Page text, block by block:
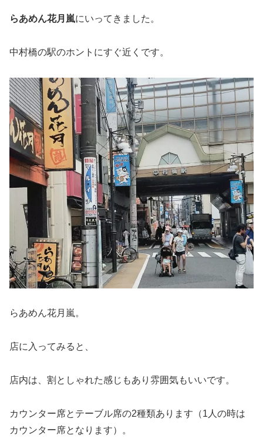
らあめん花月嵐にいってきました。
中村橋の駅のホントにすぐ近くです。
らあめん花月嵐。
店に入ってみると、
店内は、割としゃれた感じもあり雰囲気もいいです。
カウンター席とテーブル席の2種類あります（1人の時は
カウンター席となります）。